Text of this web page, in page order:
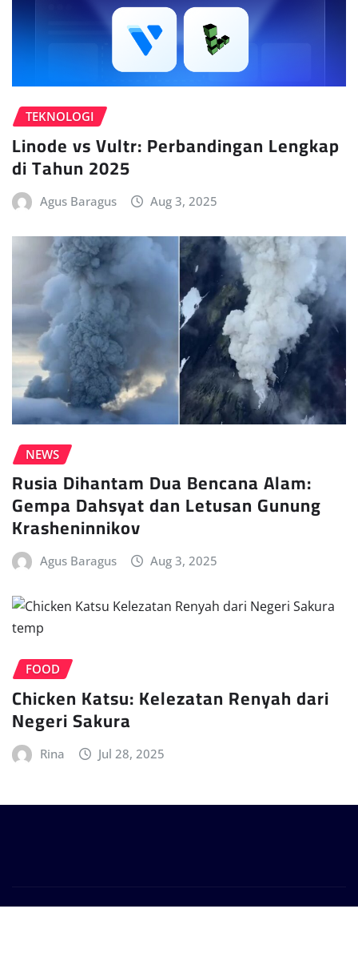
TEKNOLOGI
Linode vs Vultr: Perbandingan Lengkap
di Tahun 2025
Agus Baragus Aug 3, 2025
NEWS
Rusia Dihantam Dua Bencana Alam:
Gempa Dahsyat dan Letusan Gunung
Krasheninnikov
Agus Baragus Aug 3, 2025
FOOD
Chicken Katsu: Kelezatan Renyah dari
Negeri Sakura
Rina Jul 28, 2025